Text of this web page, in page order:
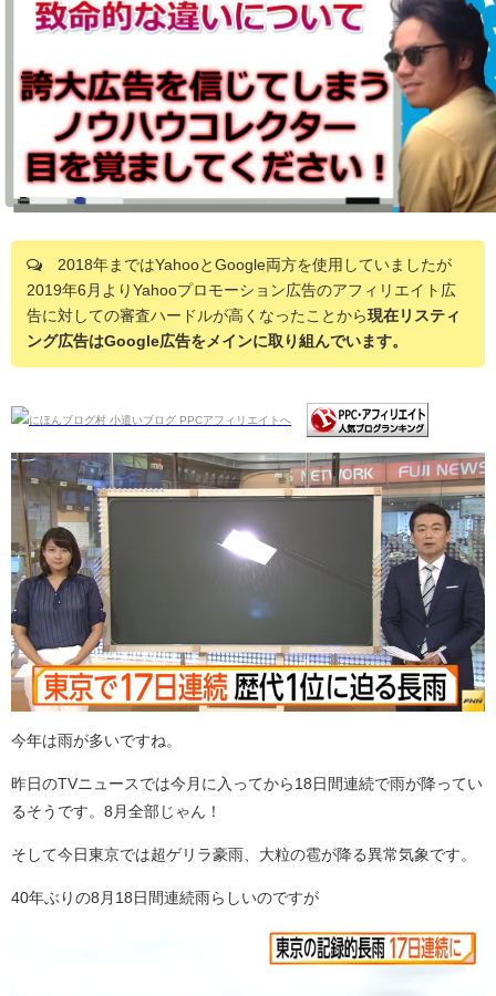
2018年まではYahooとGoogle両方を使用していましたが
2019年6月よりYahooプロモーション広告のアフィリエイト広
告に対しての審査ハードルが高くなったことから現在リスティ
ング広告はGoogle広告をメインに取り組んでいます。
今年は雨が多いですね。
昨日のTVニュースでは今月に入ってから18日間連続で雨が降ってい
るそうです。8月全部じゃん！
そして今日東京では超ゲリラ豪雨、大粒の雹が降る異常気象です。
40年ぶりの8月18日間連続雨らしいのですが